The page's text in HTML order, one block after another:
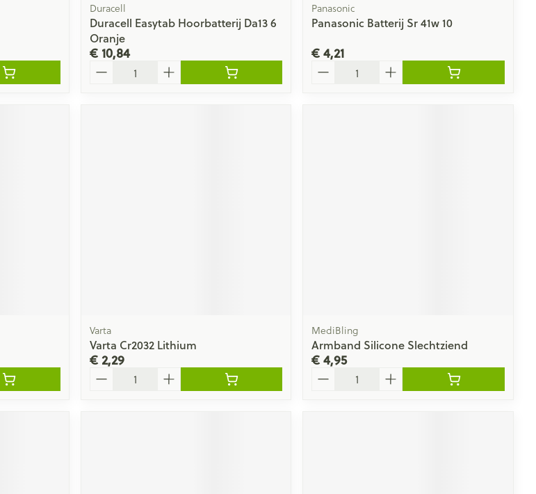
Duracell
Duracell Easytab Hoorbatterij Da13 6
Oranje
€ 10,84
Panasonic
Panasonic Batterij Sr 41w 10
€ 4,21
Varta
Varta Cr2032 Lithium
€ 2,29
MediBling
Armband Silicone Slechtziend
€ 4,95